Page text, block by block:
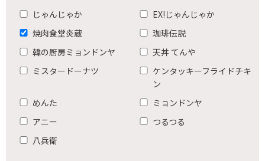
じゃんじゃか
EX!じゃんじゃか
焼肉食堂炎蔵
珈琲伝説
韓の厨房ミョンドンヤ
天丼 てんや
ミスタードーナツ
ケンタッキーフライドチキ
ン
めんた
ミョンドンヤ
アニー
つるつる
八兵衛